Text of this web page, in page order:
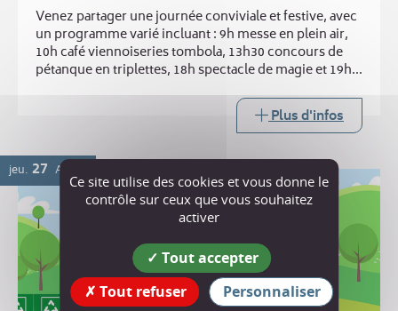
Venez partager une journée conviviale et festive, avec
un programme varié incluant : 9h messe en plein air,
10h café viennoiseries tombola, 13h30 concours de
pétanque en triplettes, 18h spectacle de magie et 19h
Plus d'infos
jeu. 27 AOÛT
Ce site utilise des cookies et vous donne le
contrôle sur ceux que vous souhaitez
activer
Tout accepter
Tout refuser
Personnaliser